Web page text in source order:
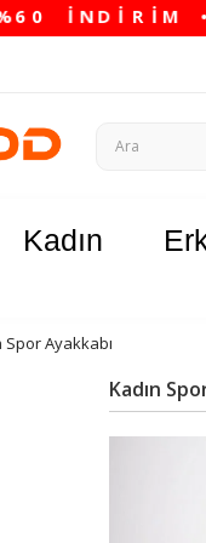
Kadın
Spor Ayakkabı
Kadın